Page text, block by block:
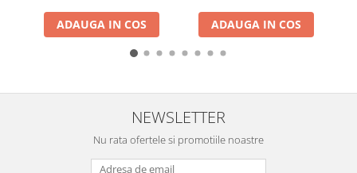
ADAUGA IN COS ADAUGA IN COS
NEWSLETTER
Nu rata ofertele si promotiile noastre